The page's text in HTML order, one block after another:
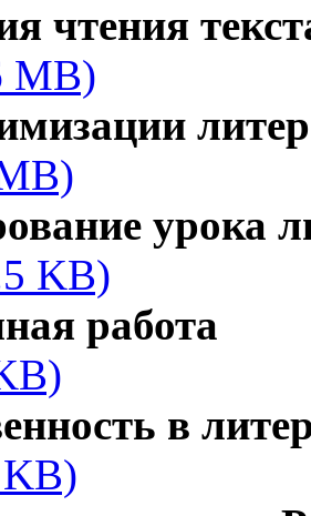
чтения
MB)
урока
KB)
работа
в